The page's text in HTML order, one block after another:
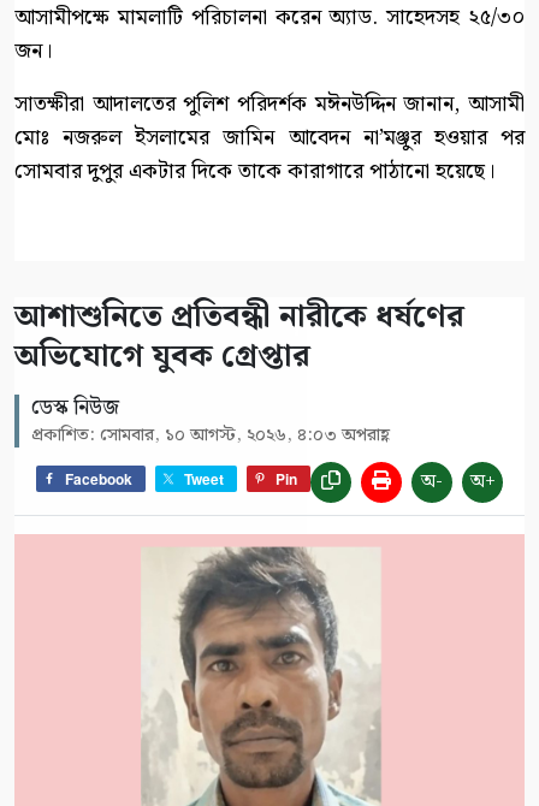
আসামীপক্ষে মামলাটি পরিচালনা করেন অ্যাড. সাহেদসহ ২৫/৩০
জন।
সাতক্ষীরা আদালতের পুলিশ পরিদর্শক মঈনউদ্দিন জানান, আসামী
মোঃ নজরুল ইসলামের জামিন আবেদন না’মঞ্জুর হওয়ার পর
সোমবার দুপুর একটার দিকে তাকে কারাগারে পাঠানো হয়েছে।
আশাশুনিতে প্রতিবন্ধী নারীকে ধর্ষণের
অভিযোগে যুবক গ্রেপ্তার
ডেস্ক নিউজ
প্রকাশিত: সোমবার, ১০ আগস্ট, ২০২৬, ৪:০৩ অপরাহ্ণ
Facebook Tweet Pin অ- অ+